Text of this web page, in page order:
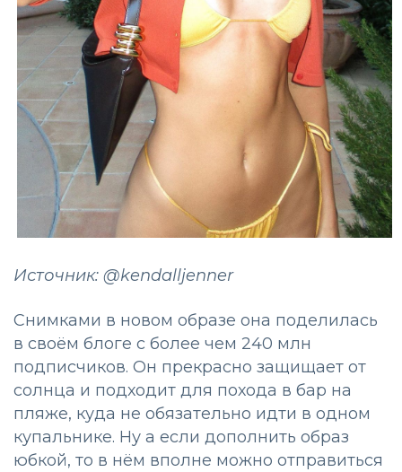
Источник: @kendalljenner
Снимками в новом образе она поделилась
в своём блоге с более чем 240 млн
подписчиков. Он прекрасно защищает от
солнца и подходит для похода в бар на
пляже, куда не обязательно идти в одном
купальнике. Ну а если дополнить образ
юбкой, то в нём вполне можно отправиться